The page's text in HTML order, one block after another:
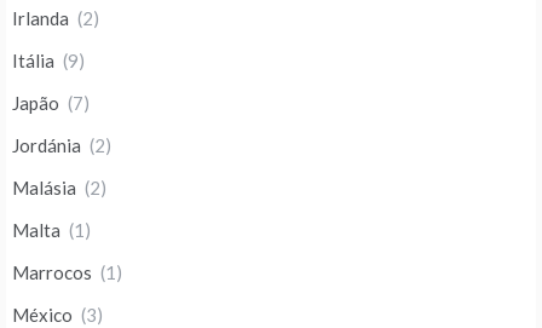
Irlanda (2)
Itália (9)
Japão (7)
Jordánia (2)
Malásia (2)
Malta (1)
Marrocos (1)
México (3)